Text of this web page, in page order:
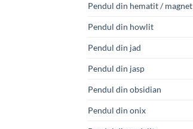
Pendul din hematit / magnet
Pendul din howlit
Pendul din jad
Pendul din jasp
Pendul din obsidian
Pendul din onix